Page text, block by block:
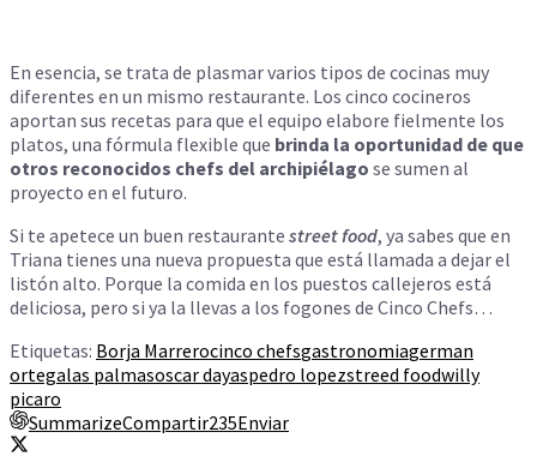
En esencia, se trata de plasmar varios tipos de cocinas muy
diferentes en un mismo restaurante. Los cinco cocineros
aportan sus recetas para que el equipo elabore fielmente los
platos, una fórmula flexible que brinda la oportunidad de que
otros reconocidos chefs del archipiélago se sumen al
proyecto en el futuro.
Si te apetece un buen restaurante street food, ya sabes que en
Triana tienes una nueva propuesta que está llamada a dejar el
listón alto. Porque la comida en los puestos callejeros está
deliciosa, pero si ya la llevas a los fogones de Cinco Chefs…
Etiquetas: Borja Marrerocinco chefsgastronomiagerman
ortegalas palmasoscar dayaspedro lopezstreed foodwilly
picaro
SummarizeCompartir235Enviar